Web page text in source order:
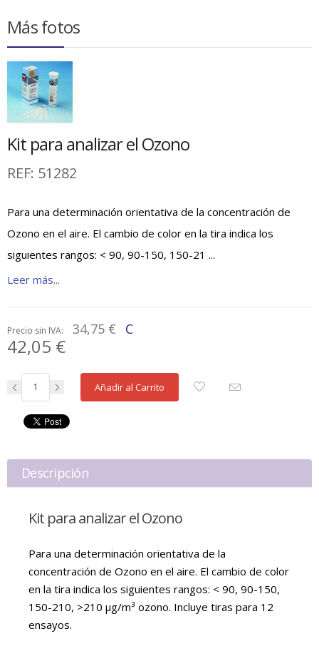
Más fotos
Kit para analizar el Ozono
REF: 51282
Para una determinación orientativa de la concentración de
Ozono en el aire. El cambio de color en la tira indica los
siguientes rangos: < 90, 90-150, 150-21 ...
Leer más...
Precio sin IVA: 34,75 € C
42,05 €
Añadir al Carrito
Descripción
Kit para analizar el Ozono
Para una determinación orientativa de la
concentración de Ozono en el aire. El cambio de color
en la tira indica los siguientes rangos: < 90, 90-150,
150-210, >210 µg/m³ ozono. Incluye tiras para 12
ensayos.